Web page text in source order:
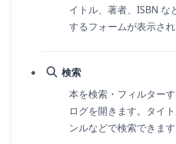
イトル、著者、ISBN な
するフォームが表示され
検索
本を検索・フィルター
ログを開きます。タイ
ンルなどで検索できます